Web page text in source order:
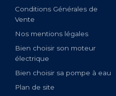
Conditions Générales de
Vente
Nos mentions légales
Bien choisir son moteur
électrique
Bien choisir sa pompe à eau
Plan de site